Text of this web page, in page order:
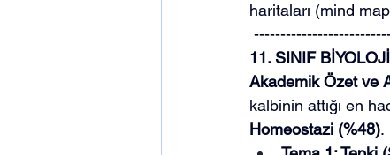
haritaları (mind
11. SINIF
Akademik Özet ve
kalbinin attığı en
Homeostazi (%48).